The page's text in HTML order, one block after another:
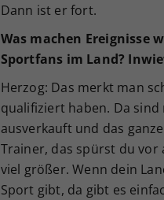
Dann ist er fort.
Was machen Ereignisse
Sportfans im Land?
Herzog: Das merkt man
qualifiziert haben. Da
ausverkauft und das
Trainer, das spürst du vor
viel größer. Wenn dein
Sport gibt, da gibt es